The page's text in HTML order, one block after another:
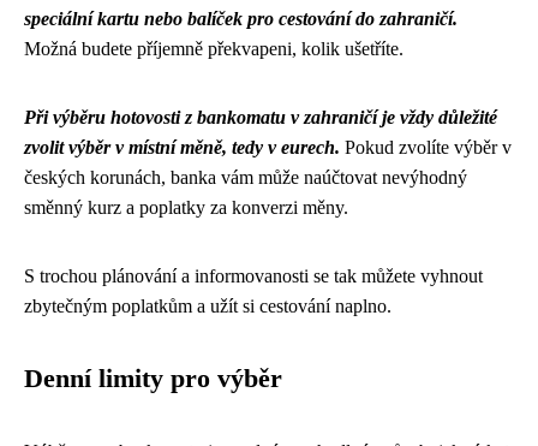
speciální kartu nebo balíček pro cestování do zahraničí.
Možná budete příjemně překvapeni, kolik ušetříte.
Při výběru hotovosti z bankomatu v zahraničí je vždy důležité
zvolit výběr v místní měně, tedy v eurech. Pokud zvolíte výběr v
českých korunách, banka vám může naúčtovat nevýhodný
směnný kurz a poplatky za konverzi měny.
S trochou plánování a informovanosti se tak můžete vyhnout
zbytečným poplatkům a užít si cestování naplno.
Denní limity pro výběr